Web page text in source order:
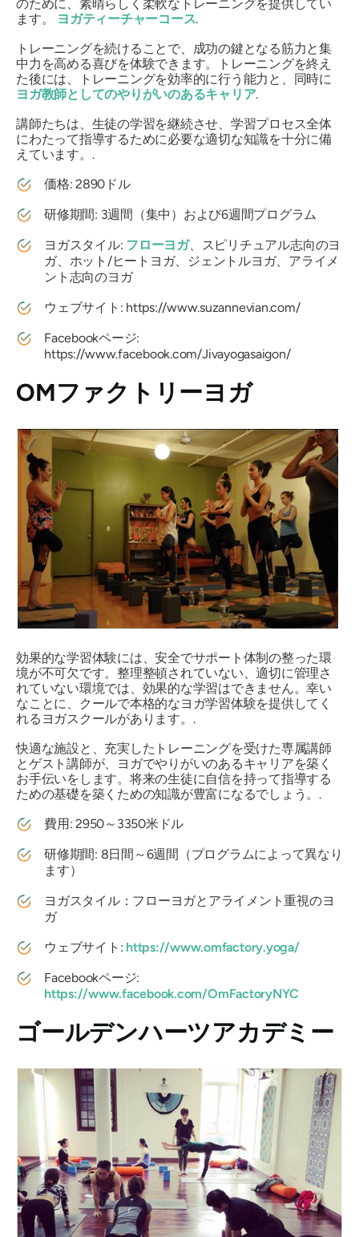
のために、素晴らしく柔軟なトレーニングを提供してい
ます。
ヨガティーチャーコース.
トレーニングを続けることで、成功の鍵となる筋力と集
中力を高める喜びを体験できます。トレーニングを終え
た後には、トレーニングを効率的に行う能力と、同時に
ヨガ教師としてのやりがいのあるキャリア.
講師たちは、生徒の学習を継続させ、学習プロセス全体
にわたって指導するために必要な適切な知識を十分に備
えています。.
価格: 2890ドル
研修期間: 3週間（集中）および6週間プログラム
ヨガスタイル: フローヨガ、スピリチュアル志向のヨ
ガ、ホット/ヒートヨガ、ジェントルヨガ、アライメ
ント志向のヨガ
ウェブサイト: https://www.suzannevian.com/
Facebookページ:
https://www.facebook.com/Jivayogasaigon/
OMファクトリーヨガ
効果的な学習体験には、安全でサポート体制の整った環
境が不可欠です。整理整頓されていない、適切に管理さ
れていない環境では、効果的な学習はできません。幸い
なことに、クールで本格的なヨガ学習体験を提供してく
れるヨガスクールがあります。.
快適な施設と、充実したトレーニングを受けた専属講師
とゲスト講師が、ヨガでやりがいのあるキャリアを築く
お手伝いをします。将来の生徒に自信を持って指導する
ための基礎を築くための知識が豊富になるでしょう。.
費用: 2950～3350米ドル
研修期間: 8日間～6週間（プログラムによって異なり
ます）
ヨガスタイル：フローヨガとアライメント重視のヨ
ガ
ウェブサイト: https://www.omfactory.yoga/
Facebookページ:
https://www.facebook.com/OmFactoryNYC
ゴールデンハーツアカデミー